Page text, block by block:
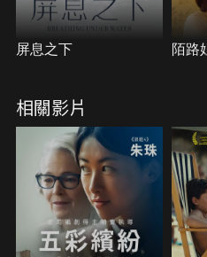
屏息之下 陌路
相關影片